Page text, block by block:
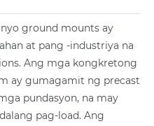
ground mounts ay
at pang -industriya na
Ang mga kongkretong
ay gumagamit ng precast
pundasyon, na may
pag-load. Ang